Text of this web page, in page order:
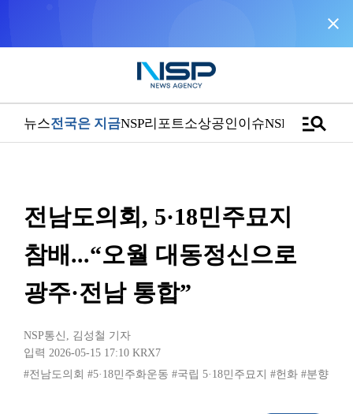
close
뉴스전국은 지금NSP리포트소상공인이슈NSPTVmanage_search
전남도의회, 5·18민주묘지
참배...“오월 대동정신으로
광주·전남 통합”
NSP통신 , 김성철 기자
입력 2026-05-15 17:10 KRX7
#전남도의회 #5·18민주화운동 #국립 5·18민주묘지 #헌화 #분향